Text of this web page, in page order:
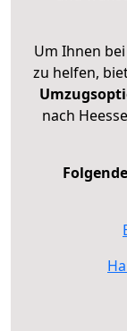
Um Ihnen
zu helfen,
nach